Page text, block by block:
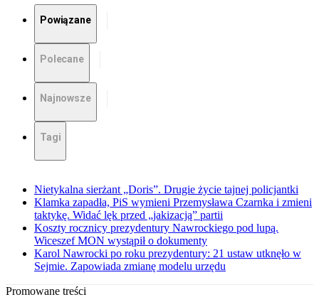
Powiązane
Polecane
Najnowsze
Tagi
Nietykalna sierżant „Doris”. Drugie życie tajnej policjantki
Klamka zapadła, PiS wymieni Przemysława Czarnka i zmieni
taktykę. Widać lęk przed „jakizacją” partii
Koszty rocznicy prezydentury Nawrockiego pod lupą.
Wiceszef MON wystąpił o dokumenty
Karol Nawrocki po roku prezydentury: 21 ustaw utknęło w
Sejmie. Zapowiada zmianę modelu urzędu
Promowane treści